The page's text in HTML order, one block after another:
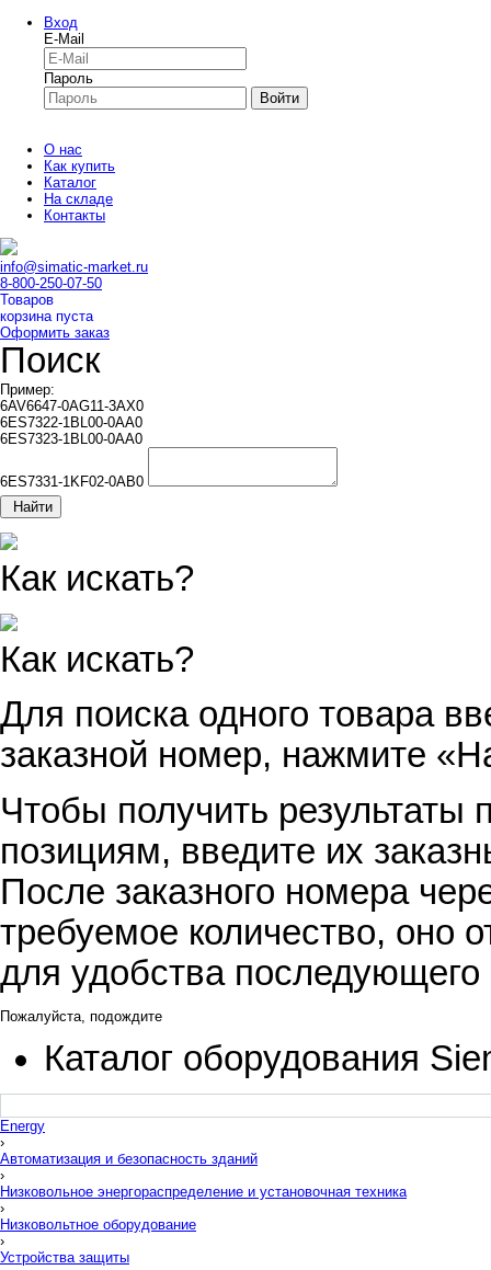
Вход
E-Mail
Пароль
Войти
О нас
Как купить
Каталог
На складе
Контакты
info@simatic-market.ru
8-800-250-07-50
Товаров
корзина пуста
Оформить заказ
Поиск
Пример:
6AV6647-0AG11-3AX0
6ES7322-1BL00-0AA0
6ES7323-1BL00-0AA0
6ES7331-1KF02-0AB0
Найти
Как искать?
Как искать?
Для поиска одного товара
заказной номер, нажмите
Чтобы получить результаты
позициям, введите их
После заказного номера
требуемое количество, оно
для удобства
Пожалуйста, подождите
Каталог оборудования
Energy
›
Автоматизация и безопасность зданий
›
Низковольное энергораспределение и установочная техника
›
Низковольтное оборудование
›
Устройства защиты